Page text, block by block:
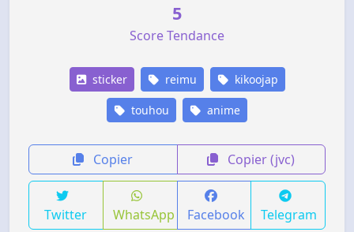
5
Score Tendance
sticker reimu kikoojap
touhou anime
Copier Copier (jvc)
Twitter WhatsApp Facebook Telegram